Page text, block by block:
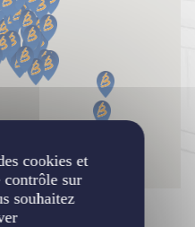
cookies et
contrôle sur
souhaitez